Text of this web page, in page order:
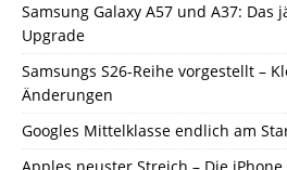
Samsung Galaxy A57 und A37: Das
Upgrade
Samsungs S26-Reihe vorgestellt –
Änderungen
Googles Mittelklasse endlich am